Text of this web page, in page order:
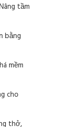
tầm
bằng
mềm
cho
thở,